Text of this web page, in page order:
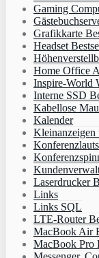
Gaming
Grafikkarte
Headset
Home Office
Inspire-World
Interne SSD
Kabellose
Kalender
Kleinanzeigen
Laserdrucker
Links
Links SQL
LTE-Router
MacBook Air
MacBook Pro